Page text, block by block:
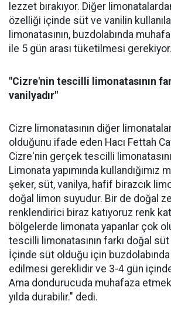
lezzet bırakıyor. Diğer
özelliği içinde süt ve vanilin
limonatasının, buzdolabında
ile 5 gün arası tüketilmesi gerekiyor.
"Cizre'nin tescilli limonatasının
vanilyadır"
Cizre limonatasının diğer
olduğunu ifade eden Hacı Fettah
Cizre'nin gerçek tescilli
Limonata yapımında kullandığımız
şeker, süt, vanilya, hafif birazcık
doğal limon suyudur. Bir de doğal
renklendirici biraz katıyoruz renk
bölgelerde limonata yapanlar çok
tescilli limonatasının farkı doğal süt
İçinde süt olduğu için
edilmesi gereklidir ve 3-4 gün
Ama dondurucuda muhafaza
yılda durabilir." dedi.